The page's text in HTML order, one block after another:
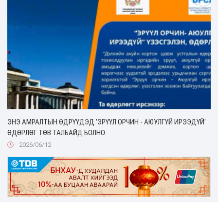
ЭНЭ АМРАЛТЫН ӨДРҮҮДЭД 'ЭРҮҮЛ ОРЧИН - АЮУЛГҮЙ ИРЭЭДҮЙ'
ӨДӨРЛӨГ ТӨВ ТАЛБАЙД БОЛНО
2026/06/12